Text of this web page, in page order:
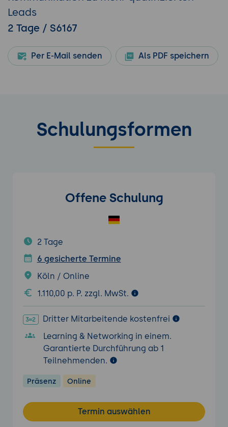
Leads
2 Tage / S6167
Per E-Mail senden Als PDF speichern
Schulungsformen
Offene Schulung
2 Tage
6 gesicherte Termine
Köln / Online
1.110,00 p. P. zzgl. MwSt.
Dritter Mitarbeitende kostenfrei
Learning & Networking in einem.
Garantierte Durchführung ab 1
Teilnehmenden.
Präsenz Online
Termin auswählen